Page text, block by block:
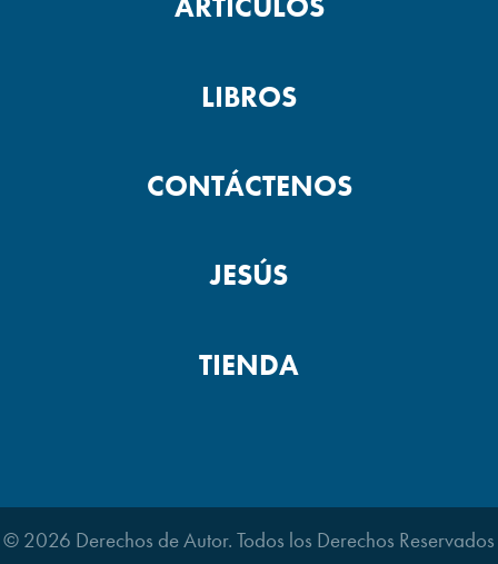
ARTÍCULOS
LIBROS
CONTÁCTENOS
JESÚS
TIENDA
© 2026 Derechos de Autor. Todos los Derechos Reservados